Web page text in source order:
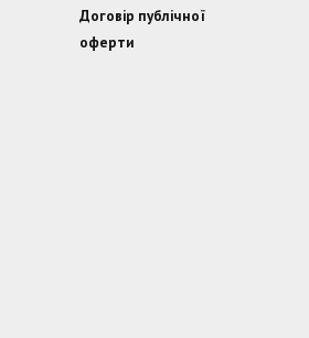
Договір публічної
оферти